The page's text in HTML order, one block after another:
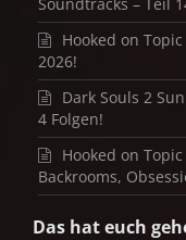
Hooked on
2026!
Dark Souls 2
4 Folgen!
Hooked on
Backrooms,
Das hat euch